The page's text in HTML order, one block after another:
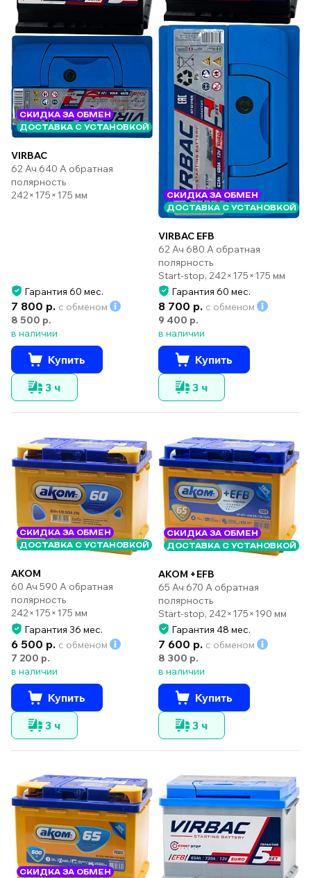
СКИДКА ЗА ОБМЕН
ДОСТАВКА С УСТАНОВКОЙ
VIRBAC
62 Ач 640 А обратная
полярность
242×175×175 мм
Гарантия 60 мес.
7 800 р. с обменом
8 500 р.
в наличии
Купить
3 ч
СКИДКА ЗА ОБМЕН
ДОСТАВКА С УСТАНОВКОЙ
VIRBAC EFB
62 Ач 680 А обратная
полярность
Start-stop, 242×175×175 мм
Гарантия 60 мес.
8 700 р. с обменом
9 400 р.
в наличии
Купить
3 ч
СКИДКА ЗА ОБМЕН
ДОСТАВКА С УСТАНОВКОЙ
AKOM
60 Ач 590 А обратная
полярность
242×175×175 мм
Гарантия 36 мес.
6 500 р. с обменом
7 200 р.
в наличии
Купить
3 ч
СКИДКА ЗА ОБМЕН
ДОСТАВКА С УСТАНОВКОЙ
AKOM +EFB
65 Ач 670 А обратная
полярность
Start-stop, 242×175×190 мм
Гарантия 48 мес.
7 600 р. с обменом
8 300 р.
в наличии
Купить
3 ч
СКИДКА ЗА ОБМЕН